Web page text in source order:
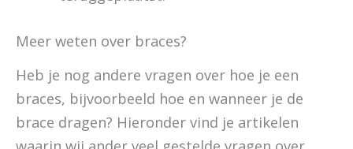
Meer weten over braces?
Heb je nog andere vragen over hoe je een
braces, bijvoorbeeld hoe en wanneer je de
brace dragen? Hieronder vind je artikelen